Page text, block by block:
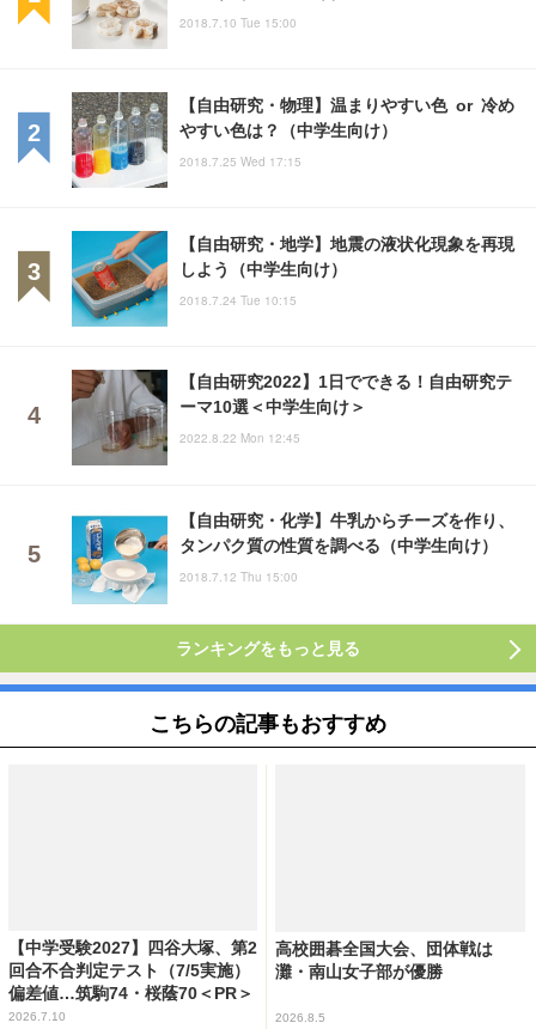
2018.7.10 Tue 15:00
【自由研究・物理】温まりやすい色 or 冷め
やすい色は？（中学生向け）
2018.7.25 Wed 17:15
【自由研究・地学】地震の液状化現象を再現
しよう（中学生向け）
2018.7.24 Tue 10:15
【自由研究2022】1日でできる！自由研究テ
ーマ10選＜中学生向け＞
2022.8.22 Mon 12:45
【自由研究・化学】牛乳からチーズを作り、
タンパク質の性質を調べる（中学生向け）
2018.7.12 Thu 15:00
ランキングをもっと見る
こちらの記事もおすすめ
【中学受験2027】四谷大塚、第2
回合不合判定テスト（7/5実施）
偏差値…筑駒74・桜蔭70＜PR＞
2026.7.10
高校囲碁全国大会、団体戦は
灘・南山女子部が優勝
2026.8.5